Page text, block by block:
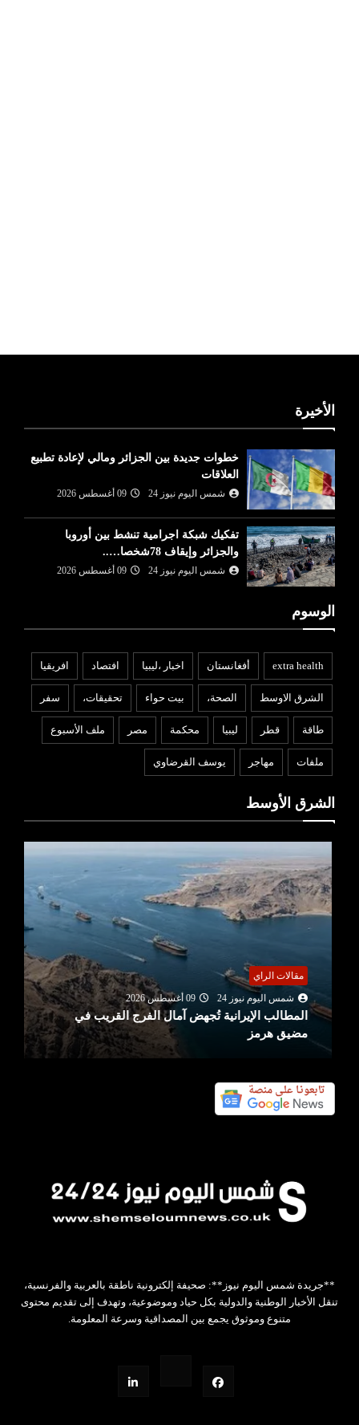
الأخيرة
خطوات جديدة بين الجزائر ومالي لإعادة تطبيع
العلاقات
شمس اليوم نيوز 24 09 أغسطس 2026
تفكيك شبكة اجرامية تنشط بين أوروبا
والجزائر وإيقاف 78شخصا…..
شمس اليوم نيوز 24 09 أغسطس 2026
الوسوم
extra health أفغانستان اخبار ،ليبيا افتصاد افريقيا
الشرق الاوسط الصحة، بيت حواء تحقيقات، سفر
طاقة قطر ليبيا محكمة مصر ملف الأسبوع
ملفات مهاجر يوسف القرضاوي
الشرق الأوسط
مقالات الراي
شمس اليوم نيوز 24
09 أغسطس 2026
المطالب الإيرانية تُجهض آمال الفرج القريب في
مضيق هرمز
**جريدة شمس اليوم نيوز**: صحيفة إلكترونية ناطقة بالعربية والفرنسية،
تنقل الأخبار الوطنية والدولية بكل حياد وموضوعية، وتهدف إلى تقديم محتوى
متنوع وموثوق يجمع بين المصداقية وسرعة المعلومة.